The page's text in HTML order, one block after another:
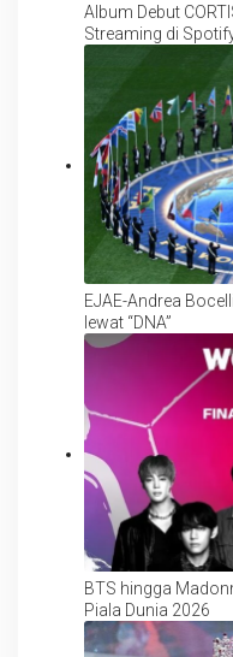
Album Debut
Streaming di
EJAE-Andrea
lewat “DNA”
BTS hingga
Piala Dunia 2026